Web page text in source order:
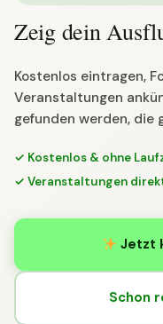
Zeig dein
Kostenlos eintragen,
Veranstaltungen
gefunden werden, die
✓ Kostenlos & ohne
✓ Veranstaltungen
Jetzt
Schon